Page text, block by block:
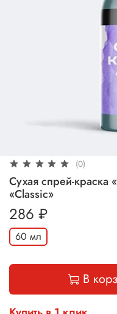
(0)
Сухая спрей-краска
«Classic»
286 ₽
60 мл
В